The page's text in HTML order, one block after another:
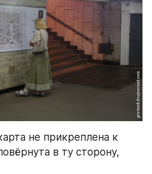
не прикреплена к
в ту сторону,